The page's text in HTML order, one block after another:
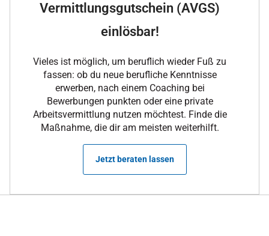
Vermittlungsgutschein (AVGS)
einlösbar!
Vieles ist möglich, um beruflich wieder Fuß zu
fassen: ob du neue berufliche Kenntnisse
erwerben, nach einem Coaching bei
Bewerbungen punkten oder eine private
Arbeitsvermittlung nutzen möchtest. Finde die
Maßnahme, die dir am meisten weiterhilft.
Jetzt beraten lassen